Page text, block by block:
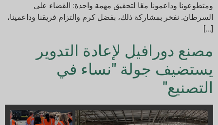
ومتطوعونا وداعمونا معًا لتحقيق مهمة واحدة: القضاء على
السرطان. نفخر بمشاركة ذلك، بفضل كرم والتزام فريقنا وداعمينا،
[...]
مصنع دورافيل لإعادة التدوير
يستضيف جولة "نساء في
التصنيع"